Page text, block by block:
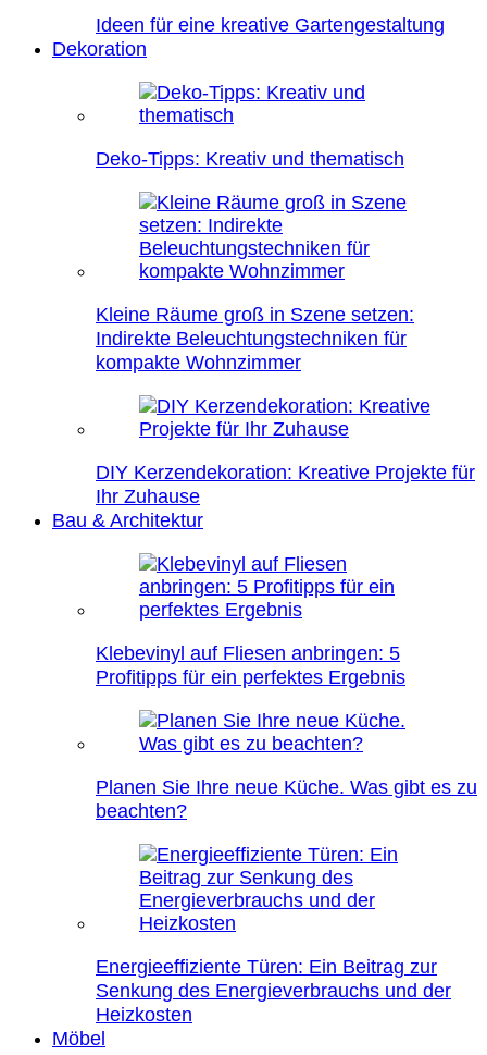
Ideen für eine kreative Gartengestaltung
Dekoration
Deko-Tipps: Kreativ und thematisch
Kleine Räume groß in Szene setzen:
Indirekte Beleuchtungstechniken für
kompakte Wohnzimmer
DIY Kerzendekoration: Kreative Projekte für
Ihr Zuhause
Bau & Architektur
Klebevinyl auf Fliesen anbringen: 5
Profitipps für ein perfektes Ergebnis
Planen Sie Ihre neue Küche. Was gibt es zu
beachten?
Energieeffiziente Türen: Ein Beitrag zur
Senkung des Energieverbrauchs und der
Heizkosten
Möbel